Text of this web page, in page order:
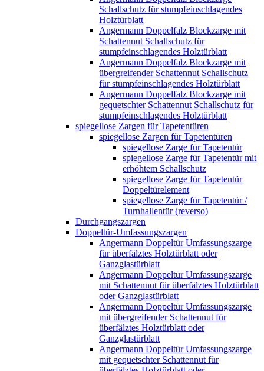
Schallschutz für stumpfeinschlagendes
Holztürblatt
Angermann Doppelfalz Blockzarge mit
Schattennut Schallschutz für
stumpfeinschlagendes Holztürblatt
Angermann Doppelfalz Blockzarge mit
übergreifender Schattennut Schallschutz
für stumpfeinschlagendes Holztürblatt
Angermann Doppelfalz Blockzarge mit
gequetschter Schattennut Schallschutz für
stumpfeinschlagendes Holztürblatt
spiegellose Zargen für Tapetentüren
spiegellose Zargen für Tapetentüren
spiegellose Zarge für Tapetentür
spiegellose Zarge für Tapetentür mit
erhöhtem Schallschutz
spiegellose Zarge für Tapetentür
Doppeltürelement
spiegellose Zarge für Tapetentür /
Turnhallentür (reverso)
Durchgangszargen
Doppeltür-Umfassungszargen
Angermann Doppeltür Umfassungszarge
für überfälztes Holztürblatt oder
Ganzglastürblatt
Angermann Doppeltür Umfassungszarge
mit Schattennut für überfälztes Holztürblatt
oder Ganzglastürblatt
Angermann Doppeltür Umfassungszarge
mit übergreifender Schattennut für
überfälztes Holztürblatt oder
Ganzglastürblatt
Angermann Doppeltür Umfassungszarge
mit gequetschter Schattennut für